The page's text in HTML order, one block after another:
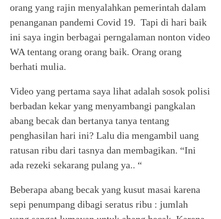
orang yang rajin menyalahkan pemerintah dalam
penanganan pandemi Covid 19. Tapi di hari baik
ini saya ingin berbagai perngalaman nonton video
WA tentang orang orang baik. Orang orang
berhati mulia.
Video yang pertama saya lihat adalah sosok polisi
berbadan kekar yang menyambangi pangkalan
abang becak dan bertanya tanya tentang
penghasilan hari ini? Lalu dia mengambil uang
ratusan ribu dari tasnya dan membagikan. “Ini
ada rezeki sekarang pulang ya.. “
Beberapa abang becak yang kusut masai karena
sepi penumpang dibagi seratus ribu : jumlah